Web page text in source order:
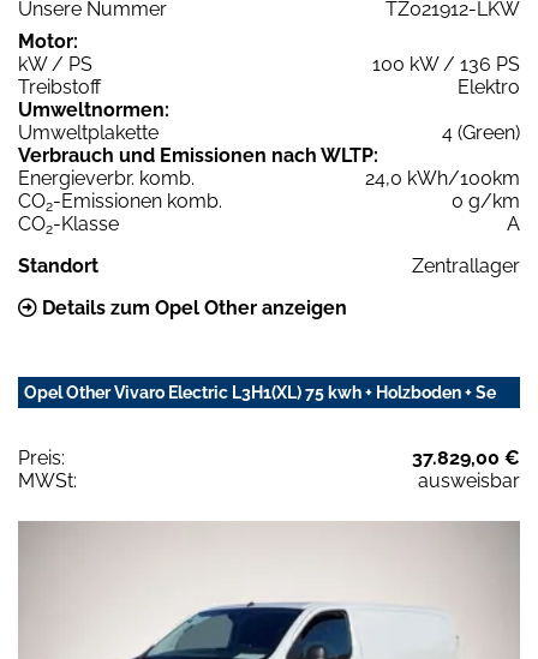
Unsere Nummer
TZ021912-LKW
Motor:
kW / PS
100 kW / 136 PS
Treibstoff
Elektro
Umweltnormen:
Umweltplakette
4 (Green)
Verbrauch und Emissionen nach WLTP:
Energieverbr. komb.
24,0 kWh/100km
CO2-Emissionen komb.
0 g/km
CO2-Klasse
A
Standort
Zentrallager
Details zum Opel Other anzeigen
Opel Other Vivaro Electric L3H1(XL) 75 kwh + Holzboden + Se
Preis:
37.829,00 €
MWSt:
ausweisbar